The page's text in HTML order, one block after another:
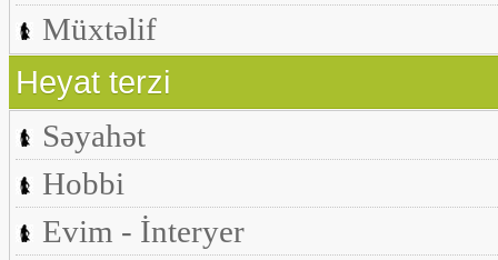
Müxtəlif
Heyat terzi
Səyahət
Hobbi
Evim - İnteryer